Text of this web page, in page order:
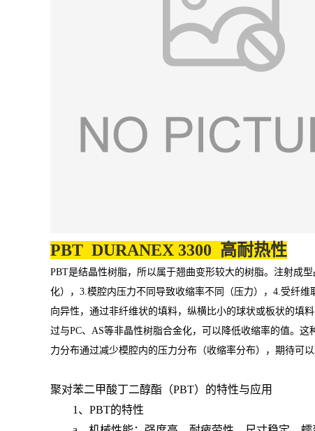
PBT DURANEX 3300 高耐热性
PBT是结晶性树脂，所以属于翘曲变形较大的树脂。注射成
化），3.模腔内压力不同导致收缩率不同（压力），4.受纤
向异性，通过非纤维状的填料，纵横比小的球状或板状的填
过与PC、AS等非晶性树脂合金化，可以降低收缩率的值。
力分布通过减少模腔内的压力分布（收缩率分布），期待可
聚对苯二甲酸丁二醇酯（PBT）的特性与应用
1、PBT的特性